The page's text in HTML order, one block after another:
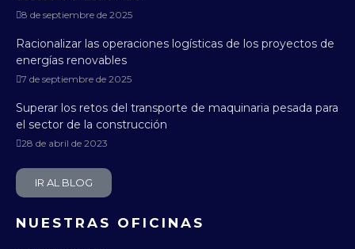
8 de septiembre de 2025
Racionalizar las operaciones logísticas de los proyectos de
energías renovables
7 de septiembre de 2025
Superar los retos del transporte de maquinaria pesada para
el sector de la construcción
28 de abril de 2023
IR AL BLOG
NUESTRAS OFICINAS